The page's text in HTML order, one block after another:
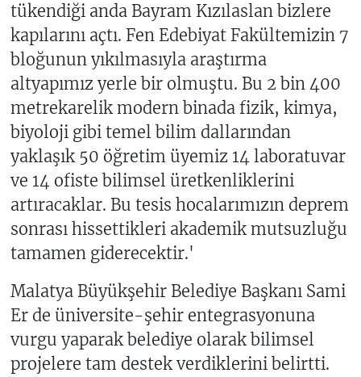
tükendiği anda Bayram Kızılaslan bizlere
kapılarını açtı. Fen Edebiyat Fakültemizin 7
bloğunun yıkılmasıyla araştırma
altyapımız yerle bir olmuştu. Bu 2 bin 400
metrekarelik modern binada fizik, kimya,
biyoloji gibi temel bilim dallarından
yaklaşık 50 öğretim üyemiz 14 laboratuvar
ve 14 ofiste bilimsel üretkenliklerini
artıracaklar. Bu tesis hocalarımızın deprem
sonrası hissettikleri akademik mutsuzluğu
tamamen giderecektir.'
Malatya Büyükşehir Belediye Başkanı Sami
Er de üniversite-şehir entegrasyonuna
vurgu yaparak belediye olarak bilimsel
projelere tam destek verdiklerini belirtti.